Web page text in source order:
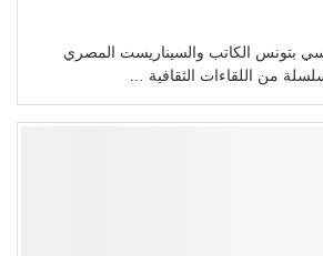
بتونس الكاتب والسيناريست المصري
من اللقاءات الثقافية …